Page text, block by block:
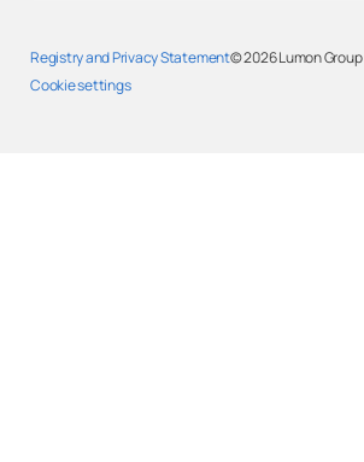
Registry and Privacy Statement
Cookie settings
© 2026Lumon Group